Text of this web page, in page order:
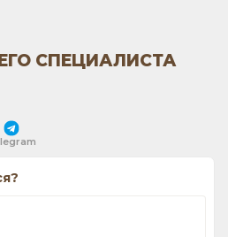
СПЕЦИАЛИСТА